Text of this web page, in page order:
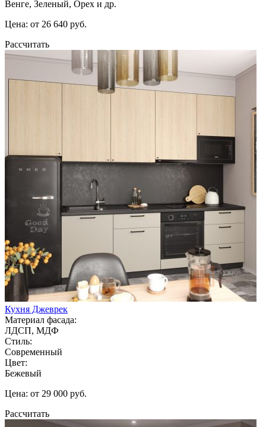
Венге, Зеленый, Орех и др.
Цена: от 26 640 руб.
Рассчитать
Кухня Джеврек
Материал фасада:
ЛДСП, МДФ
Стиль:
Современный
Цвет:
Бежевый
Цена: от 29 000 руб.
Рассчитать